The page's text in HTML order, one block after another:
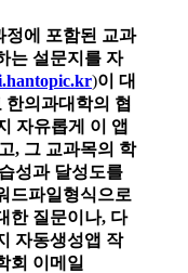
정에 포함된 교과
는 설문지를 자
)이 대
의과대학의 협
자유롭게 이 앱
, 그 교과목의 학
성과 달성도를
드파일형식으로
한 질문이나, 다
자동생성앱 작
회 이메일